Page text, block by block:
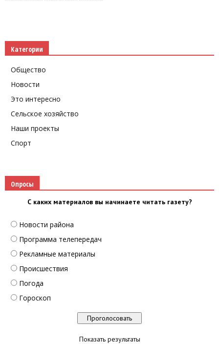
Категории
Общество
Новости
Это интересно
Сельское хозяйство
Наши проекты
Спорт
Опросы
С каких материалов вы начинаете читать газету?
Новости района
Программа телепередач
Рекламные материалы
Происшествия
Погода
Гороскоп
Показать результаты